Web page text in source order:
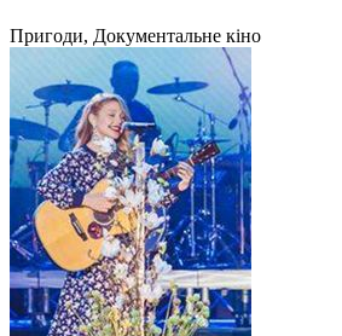
Пригоди, Документальне кіно